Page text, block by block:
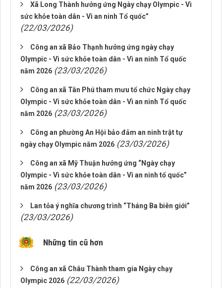
Xã Long Thành hưởng ứng Ngày chạy Olympic - Vì
sức khỏe toàn dân - Vì an ninh Tổ quốc”
(22/03/2026)
Công an xã Bảo Thạnh hưởng ứng ngày chạy
Olympic - Vì sức khỏe toàn dân - Vì an ninh Tổ quốc
năm 2026 (23/03/2026)
Công an xã Tân Phú tham mưu tổ chức Ngày chạy
Olympic - Vì sức khỏe toàn dân - Vì an ninh Tổ quốc
năm 2026 (23/03/2026)
Công an phường An Hội bảo đảm an ninh trật tự
ngày chạy Olympic năm 2026 (23/03/2026)
Công an xã Mỹ Thuận hưởng ứng “Ngày chạy
Olympic - Vì sức khỏe toàn dân - Vì an ninh tổ quốc”
năm 2026 (23/03/2026)
Lan tỏa ý nghĩa chương trình “Tháng Ba biên giới”
(23/03/2026)
Những tin cũ hơn
Công an xã Châu Thành tham gia Ngày chạy
Olympic 2026 (22/03/2026)